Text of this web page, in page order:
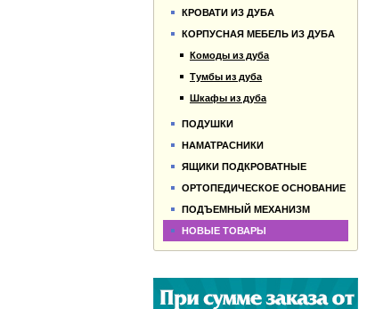
КРОВАТИ ИЗ ДУБА
КОРПУСНАЯ МЕБЕЛЬ ИЗ ДУБА
Комоды из дуба
Тумбы из дуба
Шкафы из дуба
ПОДУШКИ
НАМАТРАСНИКИ
ЯЩИКИ ПОДКРОВАТНЫЕ
ОРТОПЕДИЧЕСКОЕ ОСНОВАНИЕ
ПОДЪЕМНЫЙ МЕХАНИЗМ
НОВЫЕ ТОВАРЫ